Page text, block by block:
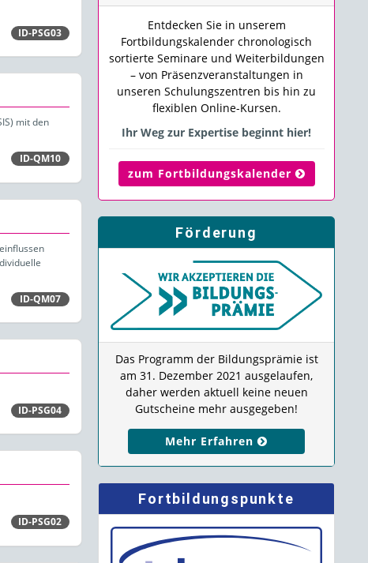
ID-PSG03
mit den
ID-QM10
ID-QM07
ID-PSG04
ID-PSG02
Entdecken Sie in unserem
Fortbildungskalender chronologisch
sortierte Seminare und Weiterbildungen
– von Präsenzveranstaltungen in
unseren Schulungszentren bis hin zu
flexiblen Online-Kursen.
Ihr Weg zur Expertise beginnt hier!
zum Fortbildungskalender
Förderung
Das Programm der Bildungsprämie ist
am 31. Dezember 2021 ausgelaufen,
daher werden aktuell keine neuen
Gutscheine mehr ausgegeben!
Mehr Erfahren
Fortbildungspunkte